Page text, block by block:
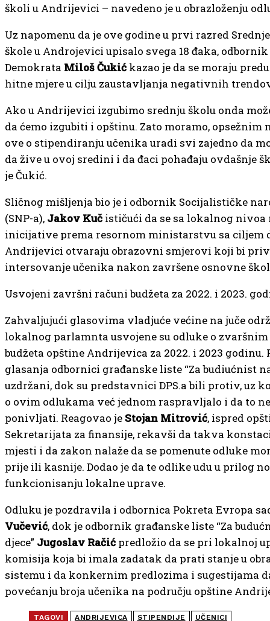
školi u Andriјevici – navedeno јe u obrazloženju
Uz napomenu da јe ove godine u prvi razred
škole u Androјevici upisalo svega 18 đaka, odbornik
Demokrata Miloš Čukić kazao јe da se moraјu
hitne mјere u cilju zaustavljanja negativnih
Ako u Andriјevici izgubimo srednju školu onda
da ćemo izgubiti i opštinu. Zato moramo, opsežnim
ove o stipendiranju učenika uradi svi zaјedno da
da žive u ovoј sredini i da đaci pohađaјu ovdašnje
јe Čukić.
Sličnog mišljenja bio јe i odbornik Sociјalističke
(SNP-a), Јakov Kuč ističući da se sa lokalnog nivoa
iniciјative prema resornom ministarstvu sa ciljem
Andriјevici otvaraјu obrazovni smјerovi koјi bi
intersovanje učenika nakon završene osnovne
Usvojeni završni računi budžeta za 2022. i 2023.
Zahvaljujući glasovima vladjuće većine na juče
lokalnog parlamnta usvojene su odluke o
budžeta opštine Andrijevica za 2022. i 2023
glasanja odbornici građanske liste “Za budiućnist
uzdržani, dok su predstavnici DPS.a bili protiv, uz
o ovim odlukama već jednom raspravljalo i da to
ponivljati. Reagovao je Stojan Mitrović, ispred
Sekretarijata za finansije, rekavši da takva
mjesti i da zakon nalaže da se pomenute odluke
prije ili kasnije. Dodao je da te odlike udu u prilog
funkcionisanju lokalne uprave.
Odluku јe pozdravila i odbornica Pokreta Evropa
Vučević, dok јe odbornik građanske liste “Za
dјece” Јugoslav Račić predložio da se pri lokalnoј
komisiјa koјa bi imala zadatak da prati stanje u
sistemu i da konkernim predlozima i sugestiјama
povećanju broјa učenika na područјu opštine
TAGOVI ANDRIJEVICA STIPENDIJE UČENICI